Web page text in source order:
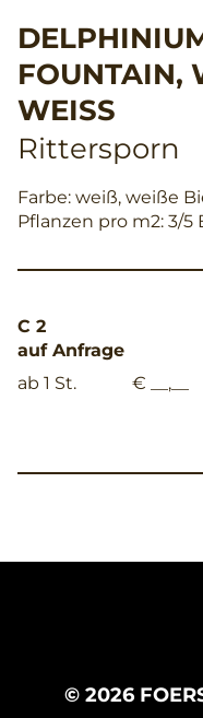
FOUNTAIN,
EISS
Rittersporn
Farbe: weiß, weiße
Pflanzen pro m2: 3/5
C 2
auf Anfrage
ab 1 St.
€ __,__
© 2026